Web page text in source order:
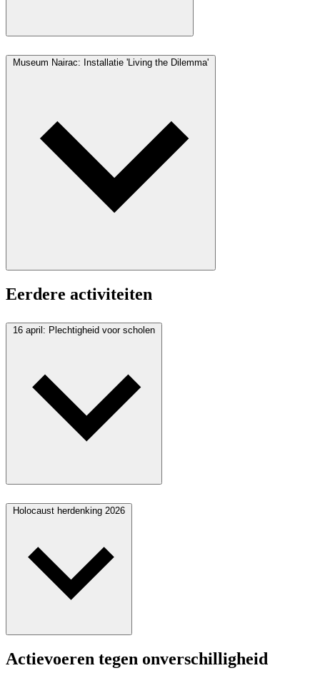
Museum Nairac: Installatie 'Living the Dilemma'
Eerdere activiteiten
16 april: Plechtigheid voor scholen
Holocaust herdenking 2026
Actievoeren tegen onverschilligheid